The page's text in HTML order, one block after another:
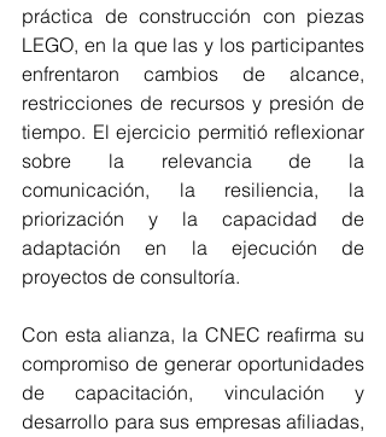
práctica de construcción con piezas
LEGO, en la que las y los participantes
enfrentaron cambios de alcance,
restricciones de recursos y presión de
tiempo. El ejercicio permitió reflexionar
sobre la relevancia de la
comunicación, la resiliencia, la
priorización y la capacidad de
adaptación en la ejecución de
proyectos de consultoría.
Con esta alianza, la CNEC reafirma su
compromiso de generar oportunidades
de capacitación, vinculación y
desarrollo para sus empresas afiliadas,